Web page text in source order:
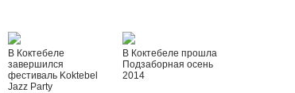
В Коктебеле
завершился
фестиваль Koktebel
Jazz Party
В Коктебеле прошла
Подзаборная осень
2014